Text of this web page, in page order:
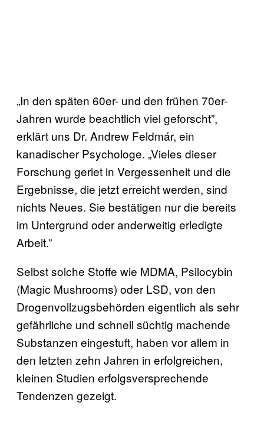
„In den späten 60er- und den frühen 70er-
Jahren wurde beachtlich viel geforscht”,
erklärt uns Dr. Andrew Feldmár, ein
kanadischer Psychologe. „Vieles dieser
Forschung geriet in Vergessenheit und die
Ergebnisse, die jetzt erreicht werden, sind
nichts Neues. Sie bestätigen nur die bereits
im Untergrund oder anderweitig erledigte
Arbeit.”
Selbst solche Stoffe wie MDMA, Psilocybin
(Magic Mushrooms) oder LSD, von den
Drogenvollzugsbehörden eigentlich als sehr
gefährliche und schnell süchtig machende
Substanzen eingestuft, haben vor allem in
den letzten zehn Jahren in erfolgreichen,
kleinen Studien erfolgsversprechende
Tendenzen gezeigt.